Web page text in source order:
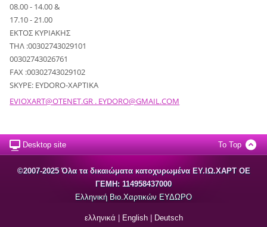
08.00 - 14.00 &
17.10 - 21.00
ΕΚΤΟΣ ΚΥΡΙΑΚΗΣ
ΤΗΛ :00302743029101
00302743026761
FAX :00302743029102
SKYPE: EYDORO-XAPTIKA
EVIOXART@OTENET.GR . EYDORO@GMAIL.COM
Desktop site To Top
©2007-2025 Όλα τα δικαιώματα κατοχυρωμένα EΥ.ΙΩ.ΧΑΡΤ ΟΕ
ΓΕΜΗ: 114958437000
Ελληνική Βιο.Χαρτικών ΕΥΔΩΡΟ
ελληνικά English| Deutsch